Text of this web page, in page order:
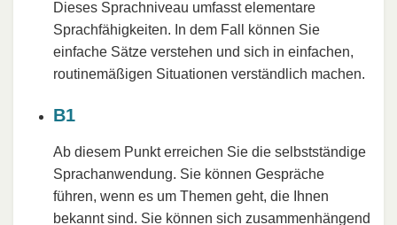
Dieses Sprachniveau umfasst elementare
Sprachfähigkeiten. In dem Fall können Sie
einfache Sätze verstehen und sich in einfachen,
routinemäßigen Situationen verständlich machen.
B1
Ab diesem Punkt erreichen Sie die selbstständige
Sprachanwendung. Sie können Gespräche
führen, wenn es um Themen geht, die Ihnen
bekannt sind. Sie können sich zusammenhängend